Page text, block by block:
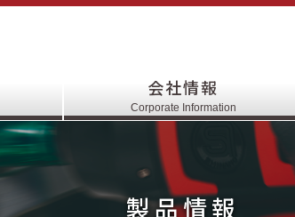
会社情報
Corporate Information
製品情報